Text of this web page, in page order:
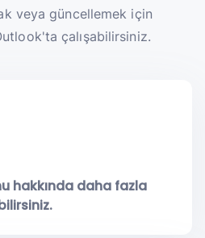
veya güncellemek için
çalışabilirsiniz.
hakkında daha fazla